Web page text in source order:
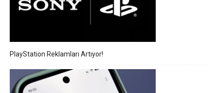
PlayStation Reklamları Artıyor!